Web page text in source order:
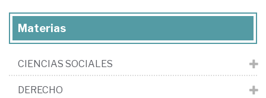
Materias
CIENCIAS SOCIALES
DERECHO